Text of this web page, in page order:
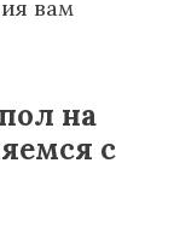
вам
на
с